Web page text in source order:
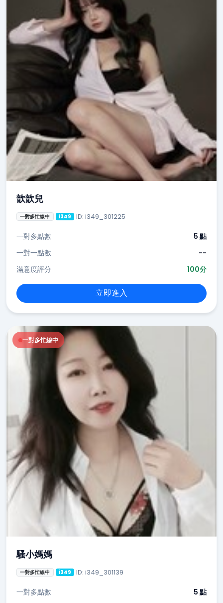
歆歆兒
一對多忙線中 i349 ID: i349_301225
一對多點數
5 點
一對一點數
--
滿意度評分
100分
立即進入
一對多忙線中
騷小媽媽
一對多忙線中 i349 ID: i349_301139
一對多點數 5 點